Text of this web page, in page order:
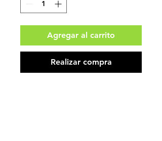
Agregar al carrito
Realizar compra